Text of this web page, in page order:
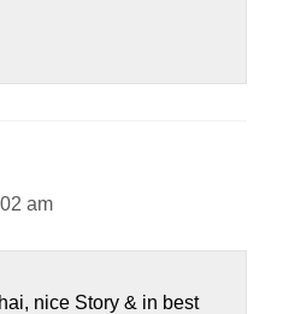
am
nice Story & in best